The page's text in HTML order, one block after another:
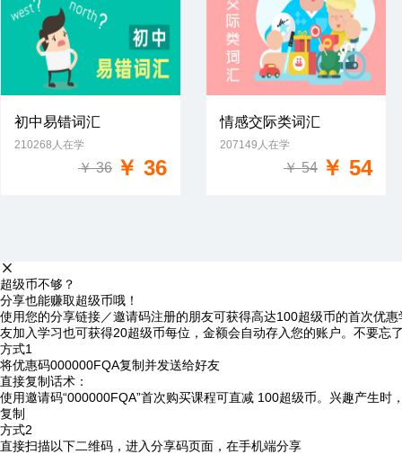
免费试学
初中易错词汇
210268人在学
￥ 36 ￥ 36
免费试学
情感交际类词汇
207149人在学
￥ 54 ￥ 54
超级币不够？
分享也能赚取超级币哦！
使用您的分享链接／邀请码注册的朋友可获得高达100超级币的首次优
友加入学习也可获得20超级币每位，金额会自动存入您的账户。不要忘
方式1
将优惠码000000FQA复制并发送给好友
直接复制话术：
使用邀请码“000000FQA”首次购买课程可直减 100超级币。兴趣产生时
复制
方式2
直接扫描以下二维码，进入分享码页面，在手机端分享